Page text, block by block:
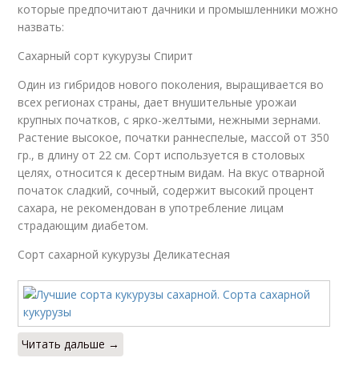
которые предпочитают дачники и промышленники можно
назвать:
Сахарный сорт кукурузы Спирит
Один из гибридов нового поколения, выращивается во
всех регионах страны, дает внушительные урожаи
крупных початков, с ярко-желтыми, нежными зернами.
Растение высокое, початки раннеспелые, массой от 350
гр., в длину от 22 см. Сорт используется в столовых
целях, относится к десертным видам. На вкус отварной
початок сладкий, сочный, содержит высокий процент
сахара, не рекомендован в употребление лицам
страдающим диабетом.
Сорт сахарной кукурузы Деликатесная
Читать дальше →